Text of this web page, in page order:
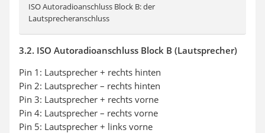
ISO Autoradioanschluss Block B: der
Lautsprecheranschluss
3.2. ISO Autoradioanschluss Block B (Lautsprecher)
Pin 1: Lautsprecher + rechts hinten
Pin 2: Lautsprecher – rechts hinten
Pin 3: Lautsprecher + rechts vorne
Pin 4: Lautsprecher – rechts vorne
Pin 5: Lautsprecher + links vorne